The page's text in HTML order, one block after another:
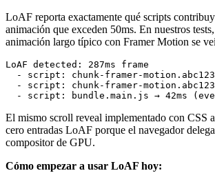
LoAF reporta exactamente qué scripts
animación que exceden 50ms. En nuestros
animación largo típico con Framer Motion se
LoAF detected: 287ms frame
- script: chunk-framer-
- script: chunk-framer-
El mismo scroll reveal implementado con CSS
cero entradas LoAF porque el navegador
compositor de GPU.
Cómo empezar a usar LoAF hoy: